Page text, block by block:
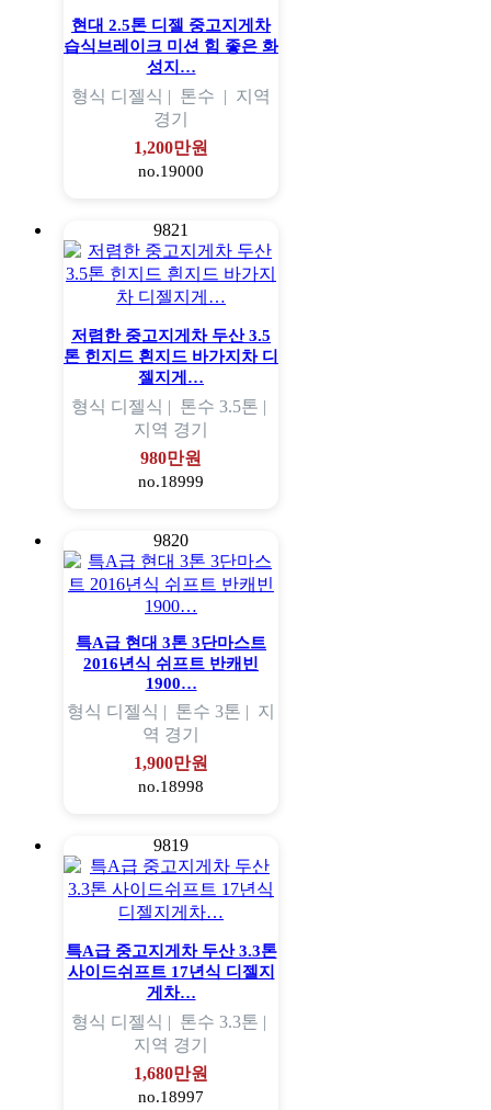
현대 2.5톤 디젤 중고지게차
습식브레이크 미션 힘 좋은 화
성지…
형식 디젤식 | 톤수 | 지역
경기
1,200만원
no.19000
9821
저렴한 중고지게차 두산 3.5
톤 힌지드 흰지드 바가지차 디
젤지게…
형식 디젤식 | 톤수 3.5톤 |
지역 경기
980만원
no.18999
9820
특A급 현대 3톤 3단마스트
2016년식 쉬프트 반캐빈
1900…
형식 디젤식 | 톤수 3톤 | 지
역 경기
1,900만원
no.18998
9819
특A급 중고지게차 두산 3.3톤
사이드쉬프트 17년식 디젤지
게차…
형식 디젤식 | 톤수 3.3톤 |
지역 경기
1,680만원
no.18997